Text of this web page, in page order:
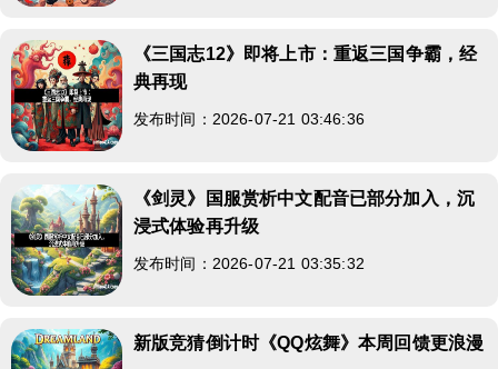
《三国志12》即将上市：重返三国争霸，经
典再现
发布时间：2026-07-21 03:46:36
《剑灵》国服赏析中文配音已部分加入，沉
浸式体验再升级
发布时间：2026-07-21 03:35:32
新版竞猜倒计时《QQ炫舞》本周回馈更浪漫